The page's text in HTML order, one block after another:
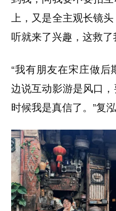
上，又是全主观长镜
听就来了兴趣，这救了
“我有朋友在宋庄做
边说互动影游是风口
时候我是真信了。”复泓